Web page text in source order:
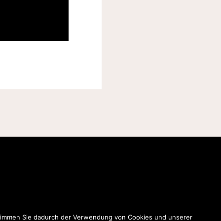
Sie dadurch der Verwendung von Cookies und unserer